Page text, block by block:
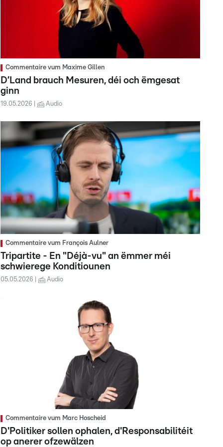
Commentaire vum Maxime Gillen
D’Land brauch Mesuren, déi och ëmgesat
ginn
19.05.2026 Audio
Commentaire vum François Aulner
Tripartite - En "Déjà-vu" an ëmmer méi
schwierege Konditiounen
05.05.2026 Audio
Commentaire vum Marc Hoscheid
D'Politiker sollen ophalen, d'Responsabilitéit
op anerer ofzewälzen